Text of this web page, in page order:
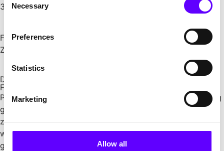
Selection
Necessary
Preferences
Statistics
Marketing
Allow all
30 Monate
Förderprogramm
ZIM-EP
Die Zusammenarbeit mit PFIF
Fördermittelberatung als Schlüssel zur Realisierung
PFIF unterstützte das Unternehmen von der Identifizierung
geeigneter Förderprogramme über die Antragstellung bis
zum erfolgreichen Förderbescheid. Die Projektstruktur
wurde gemeinsam mit PFIF in mehrere Teil-projekte
gegliedert.